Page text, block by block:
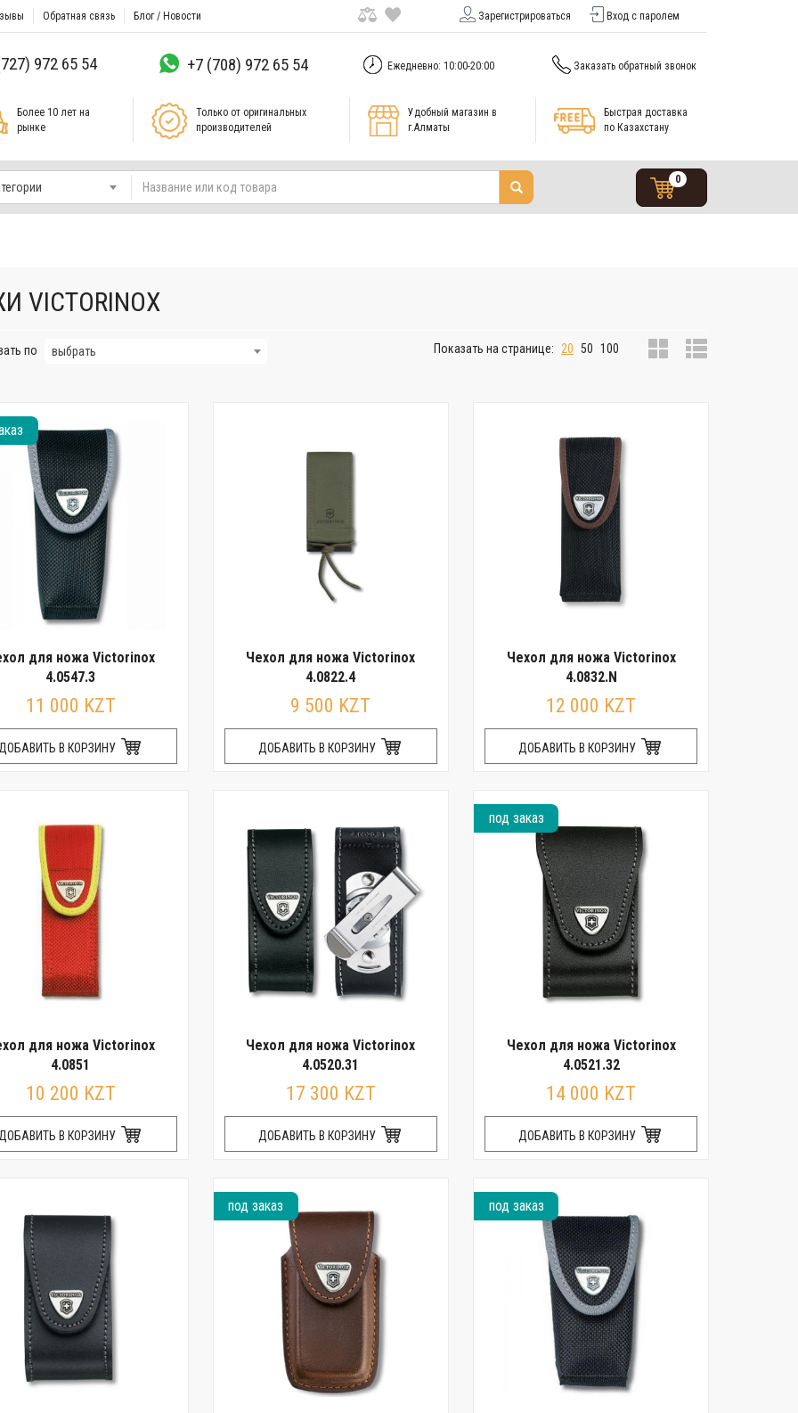
Обратная связь Блог / Новости Зарегистрироваться Вход с паролем
972 65 54 +7 (708) 972 65 54 Ежедневно: 10:00-20:00 Заказать обратный звонок
Более 10 лет на
рынке
Только от оригинальных
производителей
Удобный магазин в
г.Алматы
Быстрая доставка
по Казахстану
0
VICTORINOX
по выбрать Показать на странице: 20 50 100
для ножа Victorinox
4.0547.3
11 000 KZT
В КОРЗИНУ
Чехол для ножа Victorinox
4.0822.4
9 500 KZT
ДОБАВИТЬ В КОРЗИНУ
Чехол для ножа Victorinox
4.0832.N
12 000 KZT
ДОБАВИТЬ В КОРЗИНУ
для ножа Victorinox
4.0851
10 200 KZT
В КОРЗИНУ
Чехол для ножа Victorinox
4.0520.31
17 300 KZT
ДОБАВИТЬ В КОРЗИНУ
под заказ
Чехол для ножа Victorinox
4.0521.32
14 000 KZT
ДОБАВИТЬ В КОРЗИНУ
под заказ под заказ